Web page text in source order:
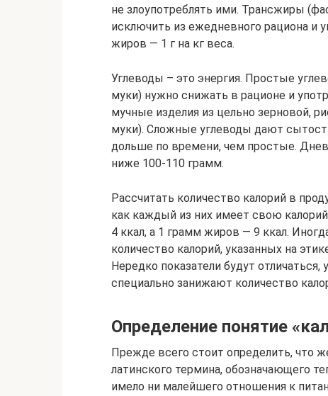
не злоупотреблять ими. Трансжиры
исключить из ежедневного рациона и
жиров — 1 г на кг веса.
Углеводы – это энергия. Простые
муки) нужно снижать в рационе и
мучные изделия из цельно зерновой,
муки). Сложные углеводы дают
дольше по времени, чем простые.
ниже 100-110 грамм.
Рассчитать количество калорий в
как каждый из них имеет свою
4 ккал, а 1 грамм жиров — 9 ккал.
количество калорий, указанных на
Нередко показатели будут
специально занижают количество
Определение понятие
Прежде всего стоит определить, что
латинского термина, обозначающего
имело ни малейшего отношения к